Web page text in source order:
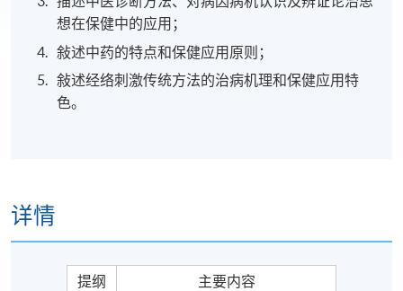
想在保健中的应用；
敍述中药的特点和保健应用原则；
敍述经络刺激传统方法的治病机理和保健应用特
色。
详情
提纲
主要内容